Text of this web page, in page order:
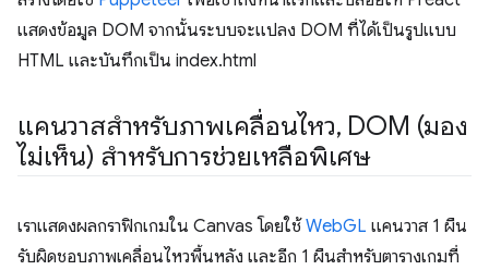
แสดงข้อมูล DOM จากนั้นระบบจะแปลง DOM ที่ได้เป็นรูปแบบ
HTML และบันทึกเป็น index.html
แคนวาสสำหรับภาพเคลื่อนไหว, DOM (มอง
ไม่เห็น) สำหรับการช่วยเหลือพิเศษ
เราแสดงผลกราฟิกเกมใน Canvas โดยใช้ WebGL แคนวาส 1 ผืน
รับผิดชอบภาพเคลื่อนไหวพื้นหลัง และอีก 1 ผืนสำหรับตารางเกมที่